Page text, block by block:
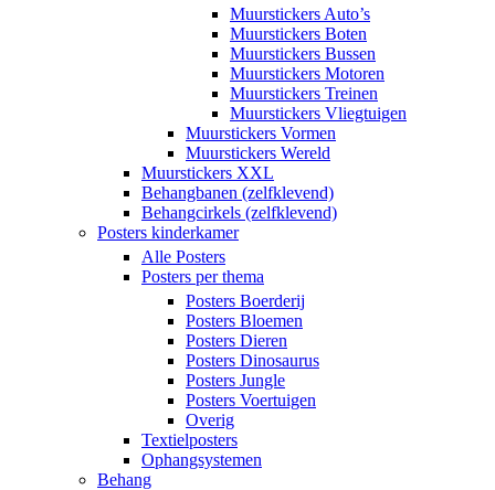
Muurstickers Auto’s
Muurstickers Boten
Muurstickers Bussen
Muurstickers Motoren
Muurstickers Treinen
Muurstickers Vliegtuigen
Muurstickers Vormen
Muurstickers Wereld
Muurstickers XXL
Behangbanen (zelfklevend)
Behangcirkels (zelfklevend)
Posters kinderkamer
Alle Posters
Posters per thema
Posters Boerderij
Posters Bloemen
Posters Dieren
Posters Dinosaurus
Posters Jungle
Posters Voertuigen
Overig
Textielposters
Ophangsystemen
Behang